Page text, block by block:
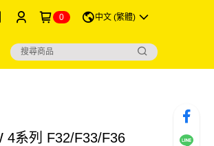
0 中文 (繁體)
4系列 F32/F33/F36